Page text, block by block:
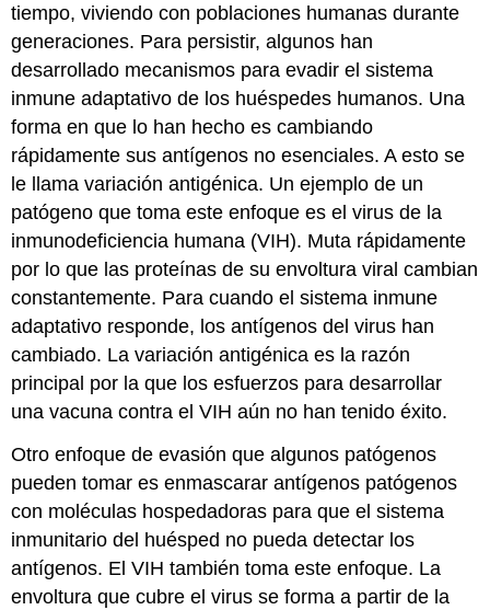
tiempo, viviendo con poblaciones humanas durante
generaciones. Para persistir, algunos han
desarrollado mecanismos para evadir el sistema
inmune adaptativo de los huéspedes humanos. Una
forma en que lo han hecho es cambiando
rápidamente sus antígenos no esenciales. A esto se
le llama variación antigénica. Un ejemplo de un
patógeno que toma este enfoque es el virus de la
inmunodeficiencia humana (VIH). Muta rápidamente
por lo que las proteínas de su envoltura viral cambian
constantemente. Para cuando el sistema inmune
adaptativo responde, los antígenos del virus han
cambiado. La variación antigénica es la razón
principal por la que los esfuerzos para desarrollar
una vacuna contra el VIH aún no han tenido éxito.
Otro enfoque de evasión que algunos patógenos
pueden tomar es enmascarar antígenos patógenos
con moléculas hospedadoras para que el sistema
inmunitario del huésped no pueda detectar los
antígenos. El VIH también toma este enfoque. La
envoltura que cubre el virus se forma a partir de la